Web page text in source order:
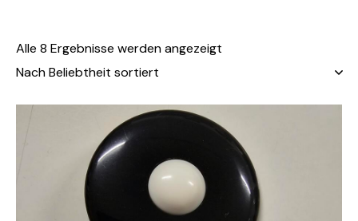
Alle 8 Ergebnisse werden angezeigt